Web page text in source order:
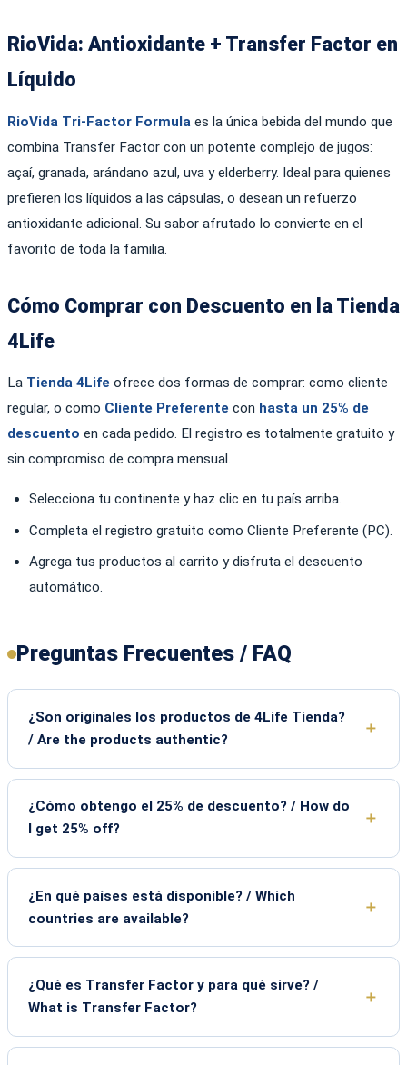
RioVida: Antioxidante + Transfer Factor en
Líquido
RioVida Tri-Factor Formula es la única bebida del mundo que
combina Transfer Factor con un potente complejo de jugos:
açaí, granada, arándano azul, uva y elderberry. Ideal para quienes
prefieren los líquidos a las cápsulas, o desean un refuerzo
antioxidante adicional. Su sabor afrutado lo convierte en el
favorito de toda la familia.
Cómo Comprar con Descuento en la Tienda
4Life
La Tienda 4Life ofrece dos formas de comprar: como cliente
regular, o como Cliente Preferente con hasta un 25% de
descuento en cada pedido. El registro es totalmente gratuito y
sin compromiso de compra mensual.
Selecciona tu continente y haz clic en tu país arriba.
Completa el registro gratuito como Cliente Preferente (PC).
Agrega tus productos al carrito y disfruta el descuento
automático.
Preguntas Frecuentes / FAQ
¿Son originales los productos de 4Life Tienda?
/ Are the products authentic?
¿Cómo obtengo el 25% de descuento? / How do
I get 25% off?
¿En qué países está disponible? / Which
countries are available?
¿Qué es Transfer Factor y para qué sirve? /
What is Transfer Factor?